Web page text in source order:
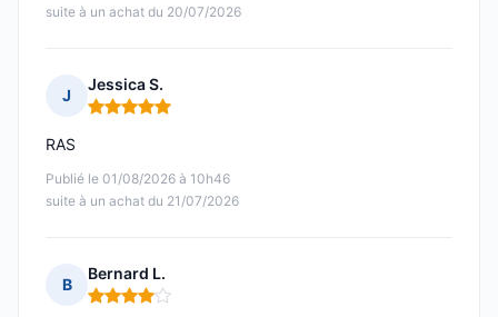
suite à un achat du 20/07/2026
J
Jessica S.
Note : 5 sur 5
Publié le 01/08/2026 à 10h46
suite à un achat du 21/07/2026
RAS
B
Bernard L.
Note : 4 sur 5